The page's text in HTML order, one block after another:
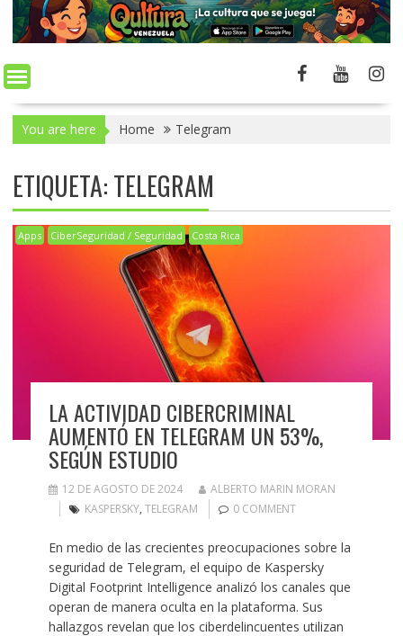
You are here Home Telegram
ETIQUETA:TELEGRAM
Apps CiberSeguridad / Seguridad Costa Rica
LA ACTIVIDAD CIBERCRIMINAL
AUMENTÓ EN TELEGRAM UN 53%,
SEGÚN ESTUDIO
12 DE AGOSTO DE 2024
ALBERTO MARIN MORAN
KASPERSKY, TELEGRAM 0 COMMENT
En medio de las crecientes preocupaciones sobre la
seguridad de Telegram, el equipo de Kaspersky
Digital Footprint Intelligence analizó los canales que
operan de manera oculta en la plataforma. Sus
hallazgos revelan que los ciberdelincuentes utilizan